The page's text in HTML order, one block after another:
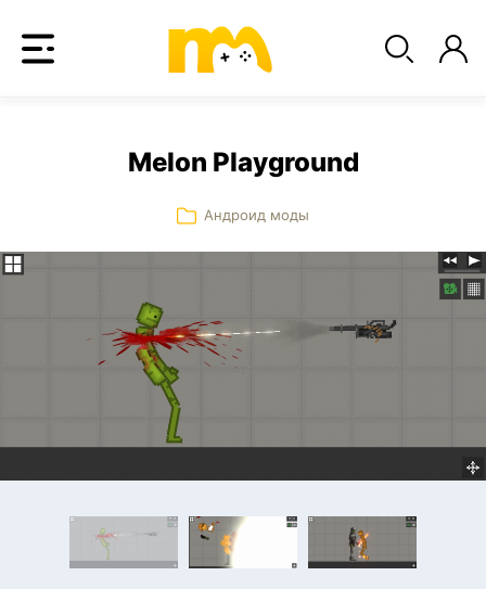
Melon Playground
Андроид моды